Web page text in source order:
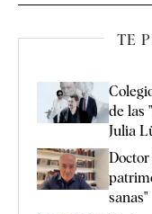
TE
de las
Julia
sanas"